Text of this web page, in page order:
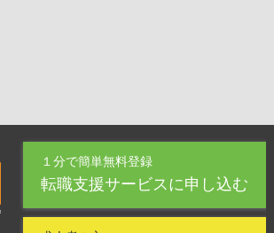
１分で簡単無料登録
転職支援サービスに申し込む